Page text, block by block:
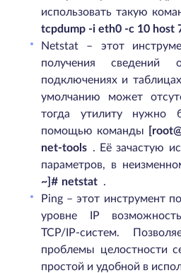
использовать такую
tcpdump -i eth0 -c 10 host
Netstat – этот
получения сведений
подключениях и
умолчанию может
тогда утилиту нужно
помощью команды
net-tools . Её зачастую
параметров, в
~]# netstat .
Ping – этот инструмент
уровне IP
TCP/IP-систем.
проблемы целостности
простой и удобной в